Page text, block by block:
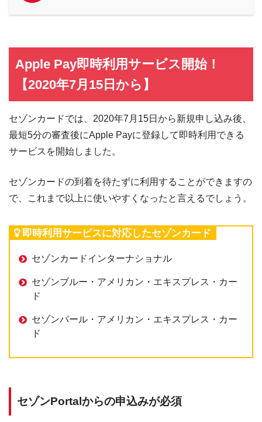
Apple Pay即時利用サービス開始！
【2020年7月15日から】
セゾンカードでは、2020年7月15日から新規申し込み後、
最短5分の審査後にApple Payに登録して即時利用できる
サービスを開始しました。
セゾンカードの到着を待たずに利用することができますの
で、これまで以上に使いやすくなったと言えるでしょう。
即時利用サービスに対応したセゾンカード
セゾンカードインターナショナル
セゾンブルー・アメリカン・エキスプレス・カー
ド
セゾンパール・アメリカン・エキスプレス・カー
ド
セゾンPortalからの申込みが必須